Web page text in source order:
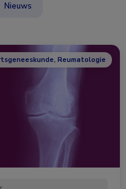
Nieuws
Reumatologie